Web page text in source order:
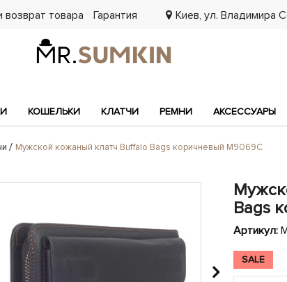
товара Гарантия Киев, ул. Владимира
КОШЕЛЬКИ КЛАТЧИ РЕМНИ АКСЕССУАРЫ
Мужской кожаный клатч Buffalo Bags коричневый M9069C
Bags
Артикул:
SALE